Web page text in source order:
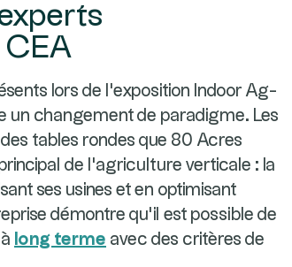
CEA
lors de l'exposition Indoor Ag-
un changement de paradigme. Les
tables rondes que 80 Acres
de l'agriculture verticale : la
ses usines et en optimisant
démontre qu'il est possible de
à long terme avec des critères de